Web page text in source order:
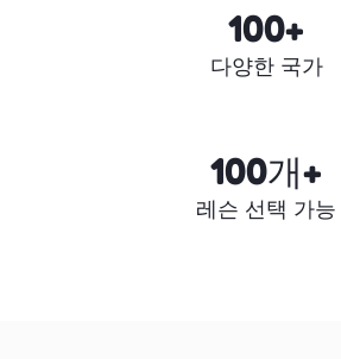
100+
다양한 국가
100개+
레슨 선택 가능